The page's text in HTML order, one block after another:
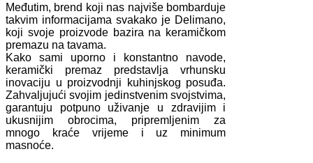
Međutim, brend koji nas najviše bombarduje
takvim informacijama svakako je Delimano,
koji svoje proizvode bazira na keramičkom
premazu na tavama.
Kako sami uporno i konstantno navode,
keramički premaz predstavlja vrhunsku
inovaciju u proizvodnji kuhinjskog posuđa.
Zahvaljujući svojim jedinstvenim svojstvima,
garantuju potpuno uživanje u zdravijim i
ukusnijim obrocima, pripremljenim za
mnogo kraće vrijeme i uz minimum
masnoće.